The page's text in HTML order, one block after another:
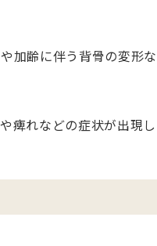
加齢に伴う背骨の変形
痺れなどの症状が出現